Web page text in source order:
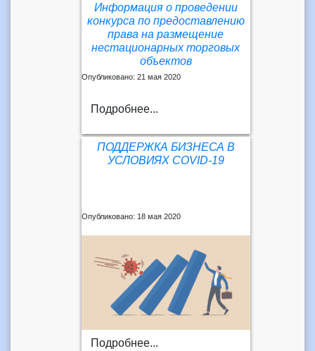
Информация о проведении
конкурса по предоставлению
права на размещение
нестационарных торговых
объектов
Опубликовано: 21 мая 2020
Подробнее...
ПОДДЕРЖКА БИЗНЕСА В
УСЛОВИЯХ COVID-19
Опубликовано: 18 мая 2020
Подробнее...